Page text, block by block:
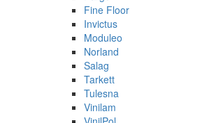
Fine Floor
Invictus
Moduleo
Norland
Salag
Tarkett
Tulesna
Vinilam